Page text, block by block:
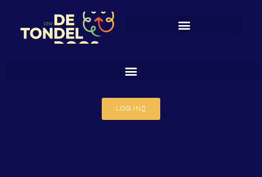
LOG IN